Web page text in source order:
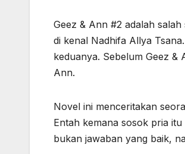
Geez & Ann #2 adalah
di kenal Nadhifa Allya
keduanya. Sebelum Geez
Ann.
Novel ini menceritakan
Entah kemana sosok pria
bukan jawaban yang baik,